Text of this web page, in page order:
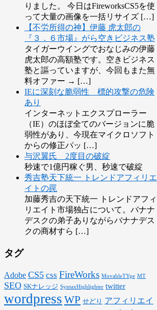
りました。 今日はFireworksCS5を使
って大量の画像を一括リサイズ […]
【不労所得の神】伊藤 虎太郎の
『３．６市場』がら空きビジネス塾
タイガーウイングでおなじみの伊藤
虎太郎の高額塾です。空きビジネス
塾と謳っていますが、今回もまた無
料オファー → […]
IEに深刻な脆弱性 標的攻撃の危険
あり
インターネットエクスプローラー
（IE）のほぼ全てのバージョンに脆
弱性があり、今現在マイクロソフト
からの修正パッ […]
与沢翼氏 2度目の破綻
秒速で1億円稼ぐ男、秒速で破綻
秀吉塾天下統一 トレンドアフィリエ
イトの罠
加藤秀吉の天下統一 トレンドアフィ
リエイト市場独占について。バナナ
デスクの弟子ありながらバナナデス
クの商材すら […]
タグ
Adobe CS5 css FireWorks MovableTYpe MT
SEO SKナレッジ SyntaxHighlighter twitter
wordpress WP せどり アフィリエイ